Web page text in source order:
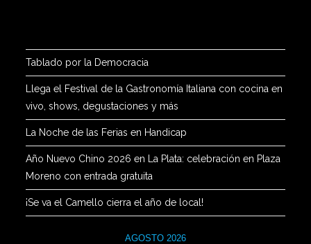
Tablado por la Democracia
Llega el Festival de la Gastronomía Italiana con cocina en
vivo, shows, degustaciones y más
La Noche de las Ferias en Handicap
Año Nuevo Chino 2026 en La Plata: celebración en Plaza
Moreno con entrada gratuita
¡Se va el Camello cierra el año de local!
AGOSTO 2026